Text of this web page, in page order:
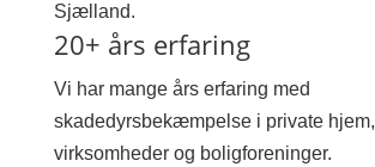
Sjælland.
20+ års erfaring
Vi har mange års erfaring med
skadedyrsbekæmpelse i private hjem,
virksomheder og boligforeninger.